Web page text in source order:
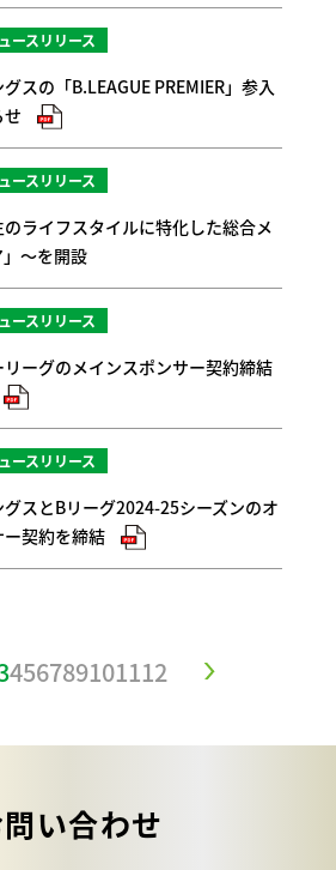
ースリリース
スの「B.LEAGUE PREMIER」参入
ースリリース
ライフスタイルに特化した総合メ
～を開設
ースリリース
ーグのメインスポンサー契約締結
ースリリース
スとBリーグ2024-25シーズンのオ
契約を締結
456789101112
い合わせ